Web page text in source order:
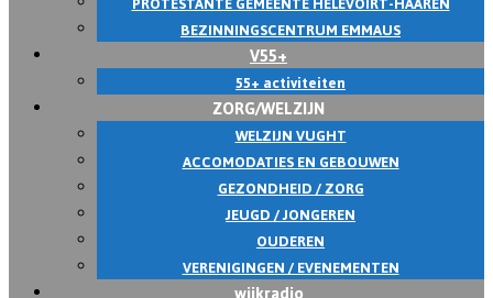
BEZINNINGSCENTRUM EMMAUS
V55+
55+ activiteiten
ZORG/WELZIJN
WELZIJN VUGHT
ACCOMODATIES EN GEBOUWEN
GEZONDHEID / ZORG
JEUGD / JONGEREN
OUDEREN
VERENIGINGEN / EVENEMENTEN